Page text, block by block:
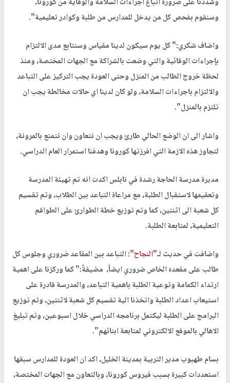
وسنقوم بفحص كل من يدخل للمدارس من طلبة وكوادر تعليمية".
واضاف شكري:" كل يوم سيكون لدينا مقياس وسنتابع مدى الالتزام
بإجراءات الوقائية والتي وضعت بالشراكة مع الجهات المختصة، ومنذ
لحظة خروج الطالب من المنزل وحتى العودة يجب التركيز على التباعد
والالتزام باجراءات السلامة، ولو كان لدينا اي حالات مخالطة يجب ان
تلتزم بالمنزل".
واشار الى ان الوضع الحالي طارئ ويجب ان نتعاون وان نتمتع بالمرونة،
لتجاوز هذه الازمة التي افرزتها كورونا وهدفنا استمرار العام الدراسي.
مديرة مدرسة الحاجة رشدة في نابلس اكدت انه تم تهيئة المدرسة
وتعقيمها لاستقبال الطلبة، مع مراعاة التباعد بين الطلاب، وتم تقسيم
كل شعبة الى اثنتين، كما وتم توزيع خطة الطوارئ على الطواقم
التعليمية، لمتابعة الطلبة.
واضافت في حديث لـ"النجاح": التباعد بين المقاعد ضروري وجلوس كل
طالب على مقعده الخاص ضروري ايضاً، مضيفةً:" كما وركزنا على اهمية
ارتداء الكمامة وتوعية الطلبة باهمية التباعد، والمدرسة قادرة على
استيعاب اعداد الطلبة واتخذنا الية تقسيم كل شعبة لاثنتين، وتم توزيع
البرامج على الطلبة ليكتمل برنامجه الدراسي خلال اسبوعين، وتم تبليغ
الاهالي بالموقع الالكتروني لمتابعة ابنائهم".
بسام طهبوب مدير التربية بمدينة الخليل، اكد ان العودة للمدارس سبقها
استعددات كبيرة بسبب فيروس كورونا، وبالتعاون مع الجهات المختصة،